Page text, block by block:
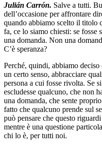
Julián Carrón. Salve a tutti.
dell’occasione per affrontare
quando abbiamo scelto il titolo
fa, ce lo siamo chiesti: se fosse
una domanda. Non una
C’è speranza?
Perché, quindi, abbiamo
un certo senso, abbracciare
persona a cui fosse rivolta. Se
escludesse qualcuno, che non
una domanda, che sente
fatto che qualcuno prende sul
può pensare che questo
mentre è una questione
chi lo è, per tutti noi.